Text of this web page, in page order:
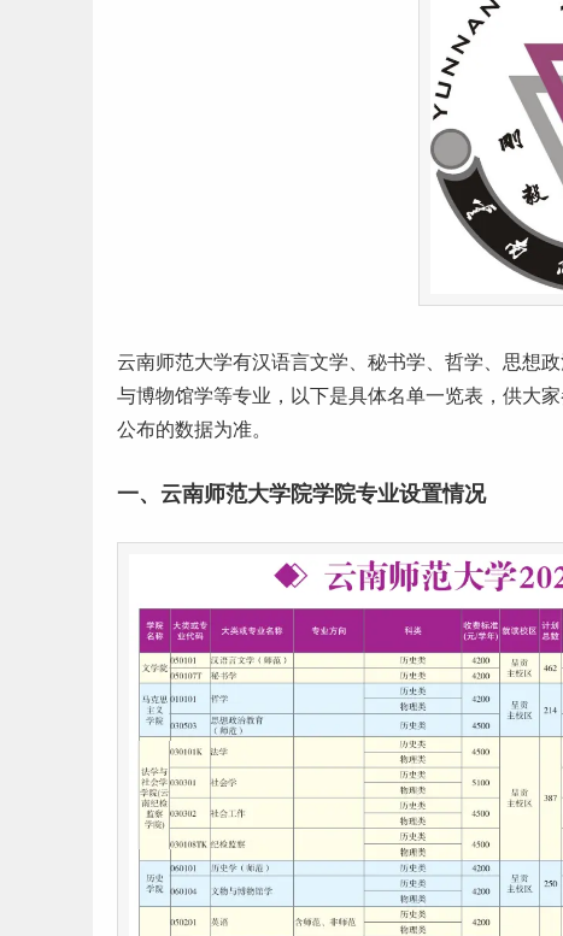
云南师范大学有汉语言文学、秘书学、哲学、思想
与博物馆学等专业，以下是具体名单一览表，供大
公布的数据为准。
一、云南师范大学院学院专业设置情况